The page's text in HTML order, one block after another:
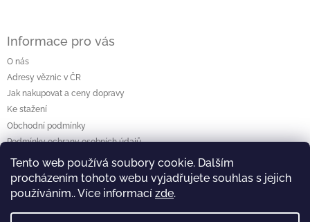
Tento web používá soubory cookie. Dalším
procházením tohoto webu vyjadřujete souhlas s jejich
používáním.. Více informací zde.
Informace pro vás
O nás
Adresy věznic v ČR
Jak nakupovat a ceny dopravy
Ke stažení
Obchodní podmínky
Podmínky ochrany osobních údajů
Vyhledávání
Hledat